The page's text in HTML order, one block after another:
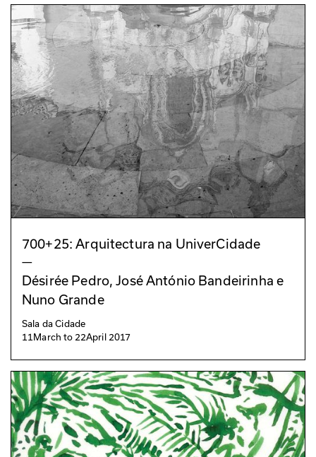
700+25: Arquitectura na UniverCidade
—
Désirée Pedro, José António Bandeirinha e
Nuno Grande
Sala da Cidade
11March to 22April 2017